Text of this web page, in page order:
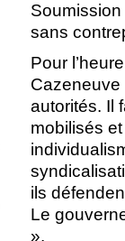
sans
Pour
Cazeneuve
autorités. Il
mobilisés
ils
Le
».